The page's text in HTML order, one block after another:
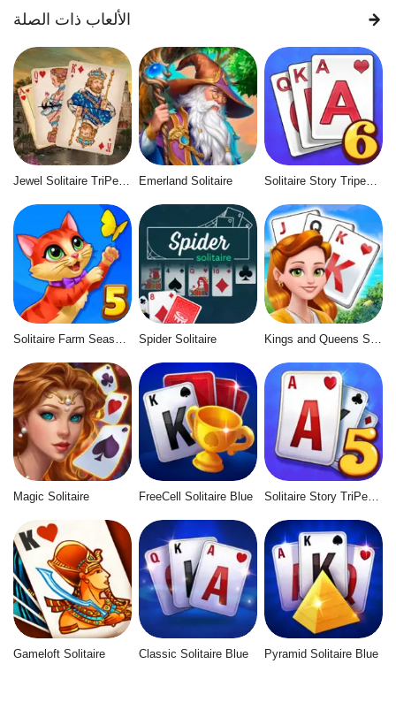
الألعاب ذات الصلة
Jewel Solitaire TriPeaks Emerland Solitaire Solitaire Story Tripeaks 6
Spider Solitaire
Magic Solitaire FreeCell Solitaire Blue Solitaire Story TriPeaks 5
Gameloft Solitaire Classic Solitaire Blue Pyramid Solitaire Blue